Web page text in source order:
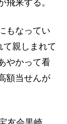
飛来する。
もなってい
て親しまれて
やかって看
額当せんが